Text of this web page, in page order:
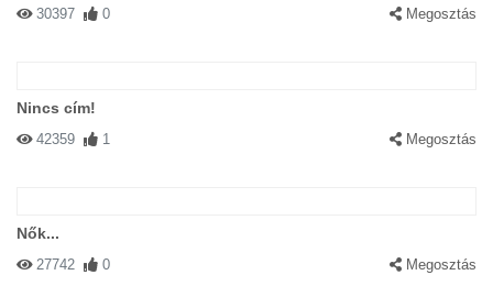
30397 0 Megosztás
Nincs cím!
42359 1 Megosztás
Nők...
27742 0 Megosztás